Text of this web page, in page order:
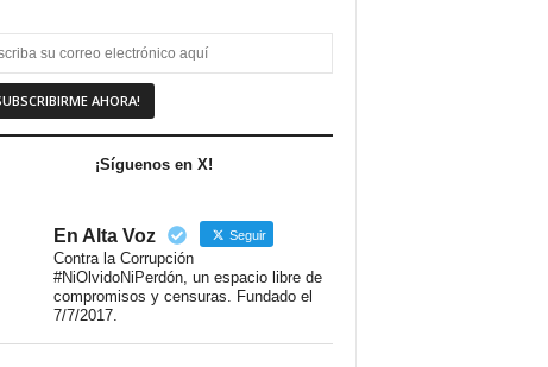
¡Síguenos en X!
En Alta Voz Seguir
Contra la Corrupción
#NiOlvidoNiPerdón, un espacio libre de
compromisos y censuras. Fundado el
7/7/2017.